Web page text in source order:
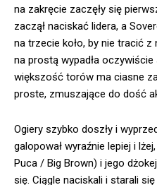
na zakręcie zaczęły się
zaczął naciskać lidera, a
na trzecie koło, by nie tracić
na prostą wypadła
większość torów ma ciasne
proste, zmuszające do dość
Ogiery szybko doszły i
galopował wyraźnie lepiej i
Puca / Big Brown) i jego
się. Ciągle naciskali i starali